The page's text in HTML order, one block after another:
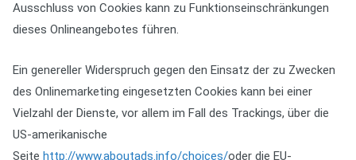
Ausschluss von Cookies kann zu Funktionseinschränkungen
dieses Onlineangebotes führen.
Ein genereller Widerspruch gegen den Einsatz der zu Zwecken
des Onlinemarketing eingesetzten Cookies kann bei einer
Vielzahl der Dienste, vor allem im Fall des Trackings, über die
US-amerikanische
Seite http://www.aboutads.info/choices/oder die EU-